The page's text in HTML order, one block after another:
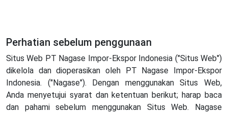
Perhatian sebelum penggunaan
Situs Web PT Nagase Impor-Ekspor Indonesia ("Situs Web")
dikelola dan dioperasikan oleh PT Nagase Impor-Ekspor
Indonesia. ("Nagase"). Dengan menggunakan Situs Web,
Anda menyetujui syarat dan ketentuan berikut; harap baca
dan pahami sebelum menggunakan Situs Web. Nagase